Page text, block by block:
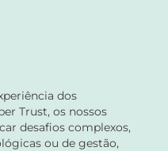
dos
Trust, os nossos
desafios complexos,
ou de gestão,